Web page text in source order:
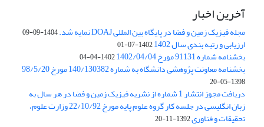
آخرین اخبار
مجله فیزیک زمین و فضا در پایگاه بین المللی DOAJ نمایه شد. 1404-09-09
ارزیابی و رتبه بندی سال 1402 1402-07-01
بخشنامه شماره 91131 مورخ 1402/04/04 1402-04-04
بخشنامه معاونت پژوهشی دانشگاه به شماره 140/130382 مورخ 98/5/20
1398-05-20
دریافت مجوز انتشار 1 شماره از نشریه فیزیک زمین و فضا در هر سال به
زبان انگلیسی در جلسه کار گروه علوم پایه مورخ 22/10/92 وزارت علوم،
تحقیقات و فناوری1392-11-20